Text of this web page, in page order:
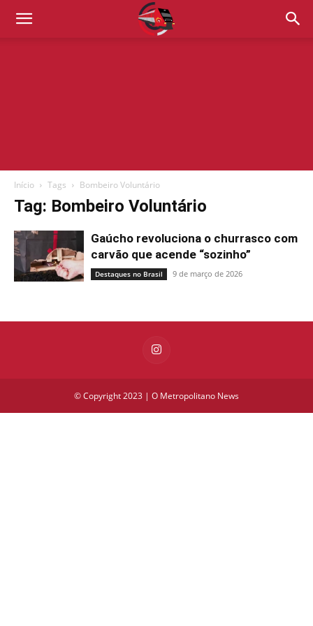
Início Tags Bombeiro Voluntário
Tag: Bombeiro Voluntário
Gaúcho revoluciona o churrasco com
carvão que acende “sozinho”
Destaques no Brasil 9 de março de 2026
© Copyright 2023 | O Metropolitano News